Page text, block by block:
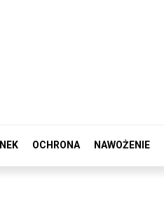
OCHRONA NAWOŻENIE